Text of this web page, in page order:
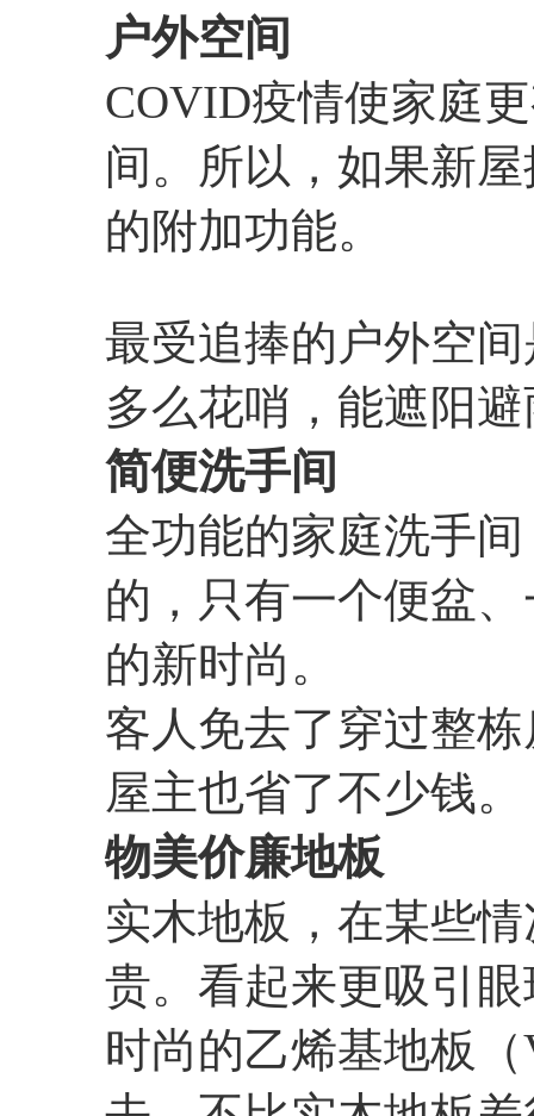
户外空间
COVID疫情使家庭
间。所以，如果新
的附加功能。
最受追捧的户外空
多么花哨，能遮阳
简便洗手间
全功能的家庭洗手
的，只有一个便盆
的新时尚。
客人免去了穿过整
屋主也省了不少钱。
物美价廉地板
实木地板，在某些
贵。看起来更吸引
时尚的乙烯基地板